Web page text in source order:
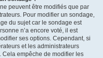
peuvent être modifiés que par
Pour modifier un sondage,
du sujet car le sondage est
n’a encore voté, il est
ses options. Cependant, si
et les administrateurs
empêche de modifier les